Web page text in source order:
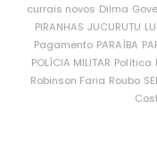
currais novos Dilma
PIRANHAS JUCURUTU
Pagamento PARAÍBA
POLÍCIA MILITAR Política
Robinson Faria Roubo